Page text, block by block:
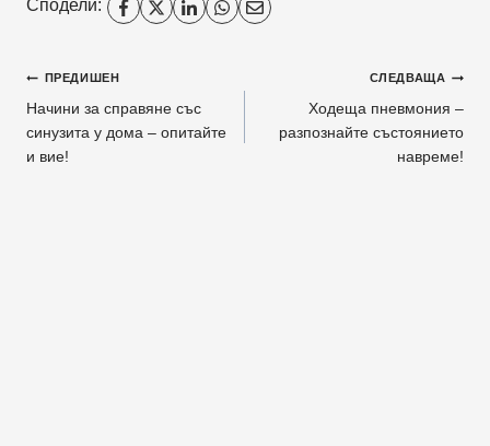
Сподели:
Навигация
ПРЕДИШЕН
Начини за справяне със
синузита у дома – опитайте
и вие!
СЛЕДВАЩА
Ходеща пневмония –
разпознайте състоянието
навреме!